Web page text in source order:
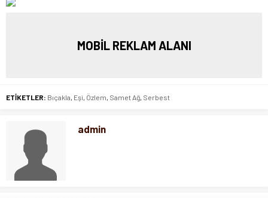
MOBİL REKLAM ALANI
ETİKETLER: Bıçakla Eşi Özlem Samet Ağ Serbest
admin